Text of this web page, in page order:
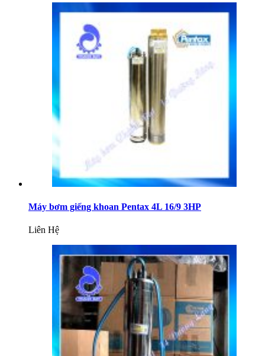
Máy bơm giếng khoan Pentax 4L 16/9 3HP
Liên Hệ